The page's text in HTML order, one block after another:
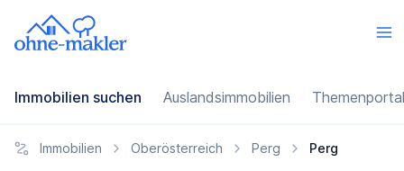
Immobilien suchen Auslandsimmobilien
Immobilien Oberösterreich Perg Perg